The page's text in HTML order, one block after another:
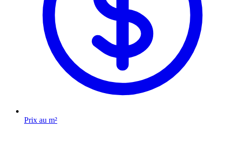
Prix au m²